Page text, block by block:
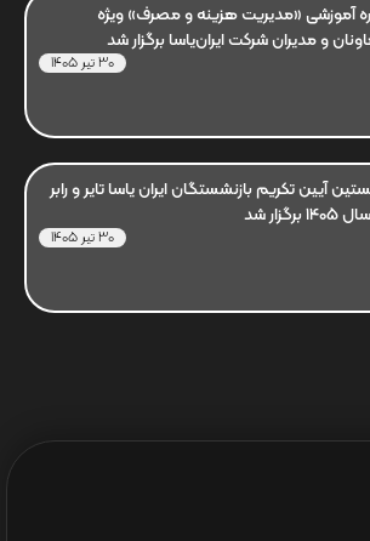
آموزشی «مدیریت هزینه و مصرف» ویژه
و مدیران شرکت ایران‌یاسا برگزار شد
30 تیر 1405
آیین تکریم بازنشستگان ایران یاسا تایر و رابر
برگزار شد
30 تیر 1405